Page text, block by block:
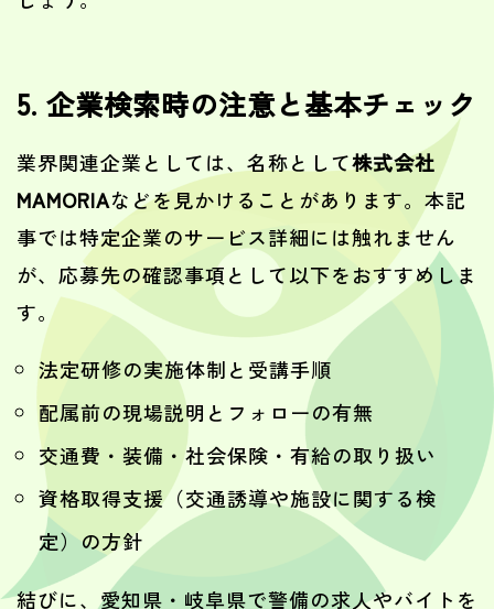
5. 企業検索時の注意と基本チェック
業界関連企業としては、名称として株式会社
MAMORIAなどを見かけることがあります。本記
事では特定企業のサービス詳細には触れません
が、応募先の確認事項として以下をおすすめしま
す。
法定研修の実施体制と受講手順
配属前の現場説明とフォローの有無
交通費・装備・社会保険・有給の取り扱い
資格取得支援（交通誘導や施設に関する検
定）の方針
結びに、愛知県・岐阜県で警備の求人やバイトを